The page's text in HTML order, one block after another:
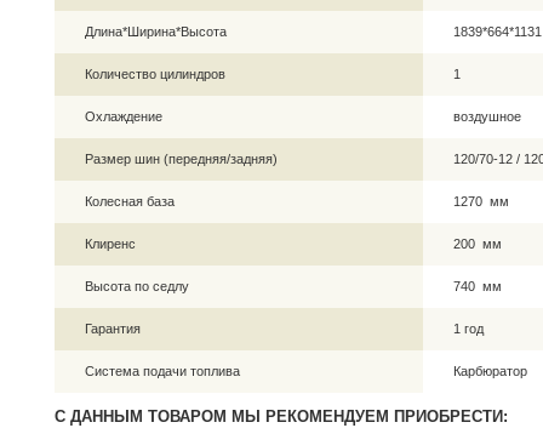
Длина*Ширина*Высота
Количество цилиндров 1
Охлаждение воздушное
Размер шин (передняя/задняя) 120/70-12 /
Колесная база 1270 мм
Клиренс 200 мм
Высота по седлу 740 мм
Гарантия 1 год
Система подачи топлива Карбюратор
С ДАННЫМ ТОВАРОМ МЫ РЕКОМЕНДУЕМ ПРИОБРЕСТИ: